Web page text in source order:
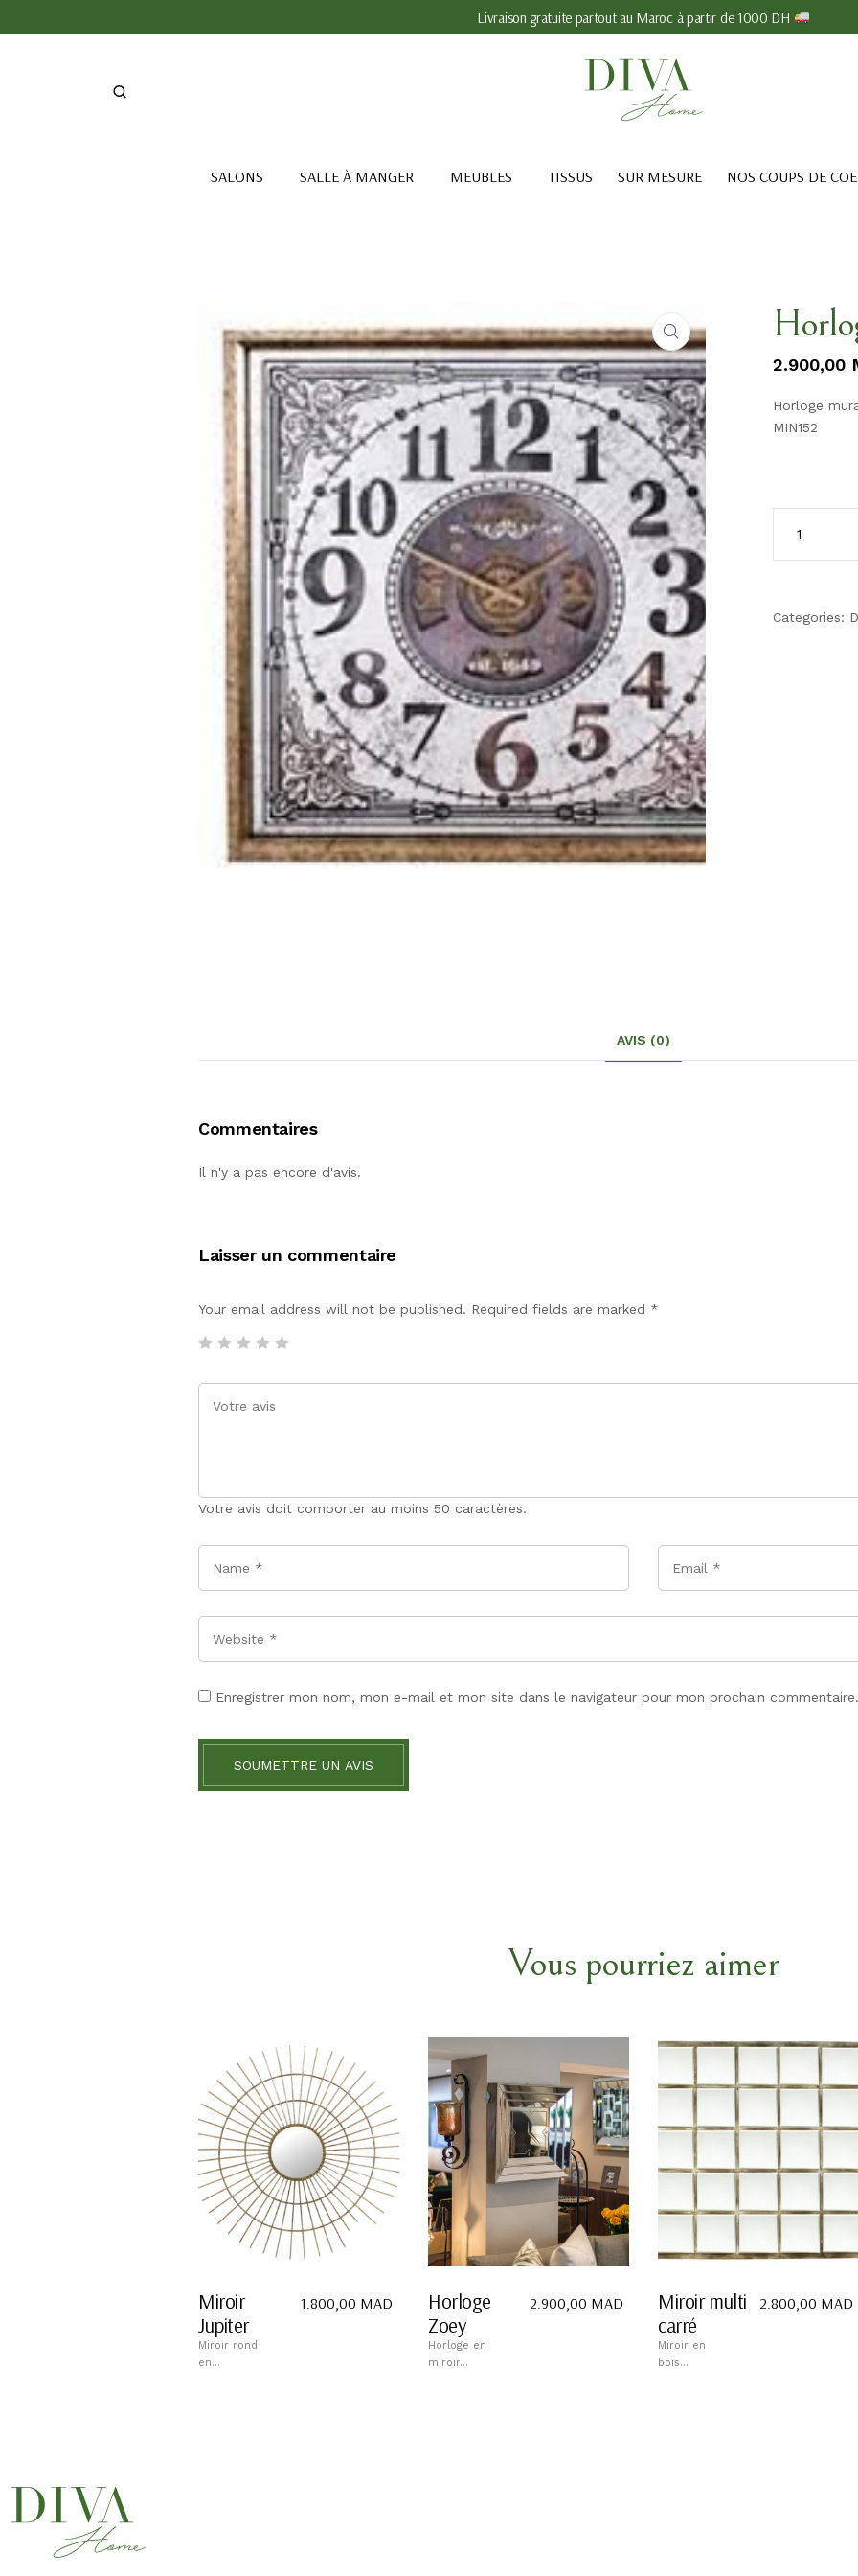
Livraison gratuite partout au Maroc à partir de 1000 DH
SALONS SALLE À MANGER MEUBLES TISSUS SUR MESURE NOS COUPS DE
2.900,00
Horloge
MIN152
Categories:
AVIS (0)
Commentaires
Il n'y a pas encore d'avis.
Laisser un commentaire
Your email address will not be published. Required fields are marked *
Votre avis doit comporter au moins 50 caractères.
Enregistrer mon nom, mon e-mail et mon site dans le navigateur pour mon prochain commentaire.
SOUMETTRE UN AVIS
Vous pourriez aimer
Miroir
Jupiter
Miroir rond
en...
1.800,00 MAD
Horloge
Zoey
Horloge en
miroir...
2.900,00 MAD
Miroir multi
carré
Miroir en
bois...
2.800,00 MAD